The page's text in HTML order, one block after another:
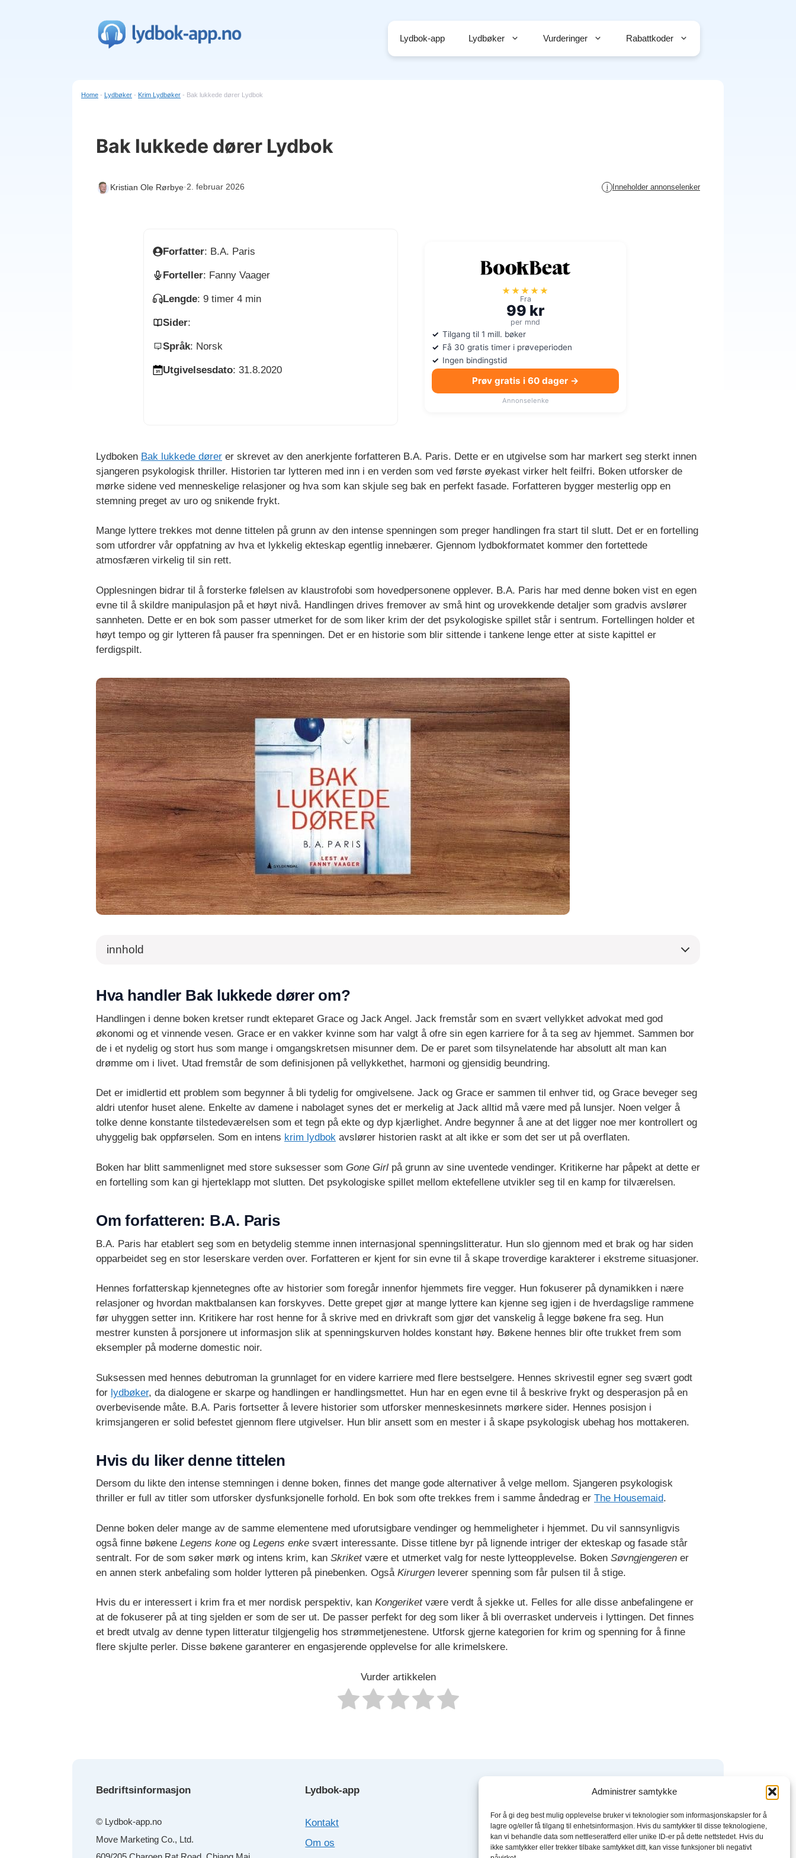
Administrer samtykke
For å gi deg best mulig opplevelse bruker vi teknologier som informasjonskapsler for å
lagre og/eller få tilgang til enhetsinformasjon. Hvis du samtykker til disse teknologiene,
kan vi behandle data som nettleseratferd eller unike ID-er på dette nettstedet. Hvis du
ikke samtykker eller trekker tilbake samtykket ditt, kan visse funksjoner bli negativt
Lydbok-app Lydbøker Vurderinger Rabattkoder
Home - Lydbøker - Krim Lydbøker - Bak lukkede dører Lydbok
Bak lukkede dører Lydbok
Kristian Ole Rørbye·2. februar 2026 i Inneholder annonselenker
Forfatter: B.A. Paris
Forteller: Fanny Vaager
Lengde: 9 timer 4 min
Sider:
Språk: Norsk
Utgivelsesdato: 31.8.2020
★★★★★
Fra
99 kr
per mnd
Tilgang til 1 mill. bøker
Få 30 gratis timer i prøveperioden
Ingen bindingstid
Prøv gratis i 60 dager →
Annonselenke
Lydboken Bak lukkede dører er skrevet av den anerkjente forfatteren B.A. Paris. Dette er en utgivelse som har markert seg sterkt innen
sjangeren psykologisk thriller. Historien tar lytteren med inn i en verden som ved første øyekast virker helt feilfri. Boken utforsker de
mørke sidene ved menneskelige relasjoner og hva som kan skjule seg bak en perfekt fasade. Forfatteren bygger mesterlig opp en
stemning preget av uro og snikende frykt.
Mange lyttere trekkes mot denne tittelen på grunn av den intense spenningen som preger handlingen fra start til slutt. Det er en fortelling
som utfordrer vår oppfatning av hva et lykkelig ekteskap egentlig innebærer. Gjennom lydbokformatet kommer den fortettede
atmosfæren virkelig til sin rett.
Opplesningen bidrar til å forsterke følelsen av klaustrofobi som hovedpersonene opplever. B.A. Paris har med denne boken vist en egen
evne til å skildre manipulasjon på et høyt nivå. Handlingen drives fremover av små hint og urovekkende detaljer som gradvis avslører
sannheten. Dette er en bok som passer utmerket for de som liker krim der det psykologiske spillet står i sentrum. Fortellingen holder et
høyt tempo og gir lytteren få pauser fra spenningen. Det er en historie som blir sittende i tankene lenge etter at siste kapittel er
ferdigspilt.
innhold
Hva handler Bak lukkede dører om?
Handlingen i denne boken kretser rundt ekteparet Grace og Jack Angel. Jack fremstår som en svært vellykket advokat med god
økonomi og et vinnende vesen. Grace er en vakker kvinne som har valgt å ofre sin egen karriere for å ta seg av hjemmet. Sammen bor
de i et nydelig og stort hus som mange i omgangskretsen misunner dem. De er paret som tilsynelatende har absolutt alt man kan
drømme om i livet. Utad fremstår de som definisjonen på vellykkethet, harmoni og gjensidig beundring.
Det er imidlertid ett problem som begynner å bli tydelig for omgivelsene. Jack og Grace er sammen til enhver tid, og Grace beveger seg
aldri utenfor huset alene. Enkelte av damene i nabolaget synes det er merkelig at Jack alltid må være med på lunsjer. Noen velger å
tolke denne konstante tilstedeværelsen som et tegn på ekte og dyp kjærlighet. Andre begynner å ane at det ligger noe mer kontrollert og
uhyggelig bak oppførselen. Som en intens krim lydbok avslører historien raskt at alt ikke er som det ser ut på overflaten.
Boken har blitt sammenlignet med store suksesser som Gone Girl på grunn av sine uventede vendinger. Kritikerne har påpekt at dette er
en fortelling som kan gi hjerteklapp mot slutten. Det psykologiske spillet mellom ektefellene utvikler seg til en kamp for tilværelsen.
Om forfatteren: B.A. Paris
B.A. Paris har etablert seg som en betydelig stemme innen internasjonal spenningslitteratur. Hun slo gjennom med et brak og har siden
opparbeidet seg en stor leserskare verden over. Forfatteren er kjent for sin evne til å skape troverdige karakterer i ekstreme situasjoner.
Hennes forfatterskap kjennetegnes ofte av historier som foregår innenfor hjemmets fire vegger. Hun fokuserer på dynamikken i nære
relasjoner og hvordan maktbalansen kan forskyves. Dette grepet gjør at mange lyttere kan kjenne seg igjen i de hverdagslige rammene
før uhyggen setter inn. Kritikere har rost henne for å skrive med en drivkraft som gjør det vanskelig å legge bøkene fra seg. Hun
mestrer kunsten å porsjonere ut informasjon slik at spenningskurven holdes konstant høy. Bøkene hennes blir ofte trukket frem som
eksempler på moderne domestic noir.
Suksessen med hennes debutroman la grunnlaget for en videre karriere med flere bestselgere. Hennes skrivestil egner seg svært godt
for lydbøker, da dialogene er skarpe og handlingen er handlingsmettet. Hun har en egen evne til å beskrive frykt og desperasjon på en
overbevisende måte. B.A. Paris fortsetter å levere historier som utforsker menneskesinnets mørkere sider. Hennes posisjon i
krimsjangeren er solid befestet gjennom flere utgivelser. Hun blir ansett som en mester i å skape psykologisk ubehag hos mottakeren.
Hvis du liker denne tittelen
Dersom du likte den intense stemningen i denne boken, finnes det mange gode alternativer å velge mellom. Sjangeren psykologisk
thriller er full av titler som utforsker dysfunksjonelle forhold. En bok som ofte trekkes frem i samme åndedrag er The Housemaid.
Denne boken deler mange av de samme elementene med uforutsigbare vendinger og hemmeligheter i hjemmet. Du vil sannsynligvis
også finne bøkene Legens kone og Legens enke svært interessante. Disse titlene byr på lignende intriger der ekteskap og fasade står
sentralt. For de som søker mørk og intens krim, kan Skriketvære et utmerket valg for neste lytteopplevelse. Boken Søvngjengeren er
en annen sterk anbefaling som holder lytteren på pinebenken. Også Kirurgen leverer spenning som får pulsen til å stige.
Hvis du er interessert i krim fra et mer nordisk perspektiv, kan Kongeriketvære verdt å sjekke ut. Felles for alle disse anbefalingene er
at de fokuserer på at ting sjelden er som de ser ut. De passer perfekt for deg som liker å bli overrasket underveis i lyttingen. Det finnes
et bredt utvalg av denne typen litteratur tilgjengelig hos strømmetjenestene. Utforsk gjerne kategorien for krim og spenning for å finne
flere skjulte perler. Disse bøkene garanterer en engasjerende opplevelse for alle krimelskere.
Vurder artikkelen
Bedriftsinformasjon
© Lydbok-app.no
Move Marketing Co., Ltd.
Lydbok-app
Kontakt
Om os
Bookbeat
Fabel